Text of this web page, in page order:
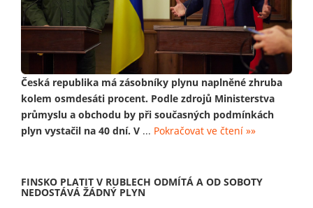
Česká republika má zásobníky plynu naplněné zhruba
kolem osmdesáti procent. Podle zdrojů Ministerstva
průmyslu a obchodu by při současných podmínkách
plyn vystačil na 40 dní. V ... Pokračovat ve čtení »»
FINSKO PLATIT V RUBLECH ODMÍTÁ A OD SOBOTY
NEDOSTÁVÁ ŽÁDNÝ PLYN